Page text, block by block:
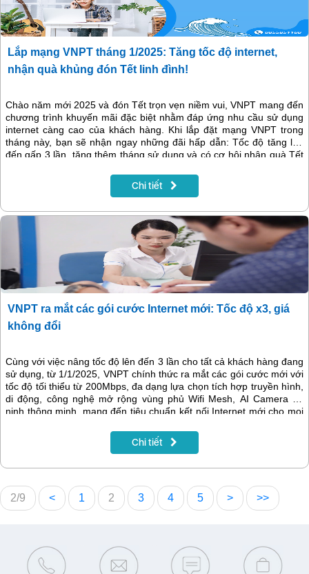
Lắp mạng VNPT tháng 1/2025: Tăng tốc độ internet,
nhận quà khủng đón Tết linh đình!
Chào năm mới 2025 và đón Tết trọn vẹn niềm vui, VNPT mang đến
chương trình khuyến mãi đặc biệt nhằm đáp ứng nhu cầu sử dụng
internet càng cao của khách hàng. Khi lắp đặt mạng VNPT trong
tháng này, bạn sẽ nhận ngay những đãi hấp dẫn: Tốc độ tăng lên
đến gấp 3 lần, tặng thêm tháng sử dụng và có cơ hội nhận quà Tết
Chi tiết
VNPT ra mắt các gói cước Internet mới: Tốc độ x3, giá
không đổi
Cùng với việc nâng tốc độ lên đến 3 lần cho tất cả khách hàng đang
sử dụng, từ 1/1/2025, VNPT chính thức ra mắt các gói cước mới với
tốc độ tối thiểu từ 200Mbps, đa dạng lựa chọn tích hợp truyền hình,
di động, công nghệ mở rộng vùng phủ Wifi Mesh, AI Camera an
ninh thông minh, mang đến tiêu chuẩn kết nối Internet mới cho mọi
Chi tiết
2/9 < 1 2 3 4 5 > >>